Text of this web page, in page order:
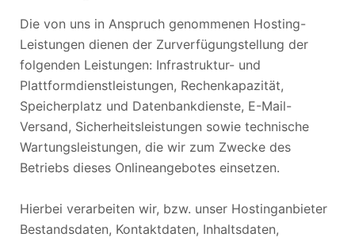
Die von uns in Anspruch genommenen Hosting-
Leistungen dienen der Zurverfügungstellung der
folgenden Leistungen: Infrastruktur- und
Plattformdienstleistungen, Rechenkapazität,
Speicherplatz und Datenbankdienste, E-Mail-
Versand, Sicherheitsleistungen sowie technische
Wartungsleistungen, die wir zum Zwecke des
Betriebs dieses Onlineangebotes einsetzen.
Hierbei verarbeiten wir, bzw. unser Hostinganbieter
Bestandsdaten, Kontaktdaten, Inhaltsdaten,